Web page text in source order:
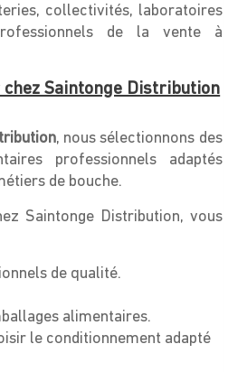
collectivités, laboratoires
de la vente à
chez Saintonge Distribution
, nous sélectionnons des
professionnels adaptés
de bouche.
Saintonge Distribution, vous
de qualité.
alimentaires.
le conditionnement adapté